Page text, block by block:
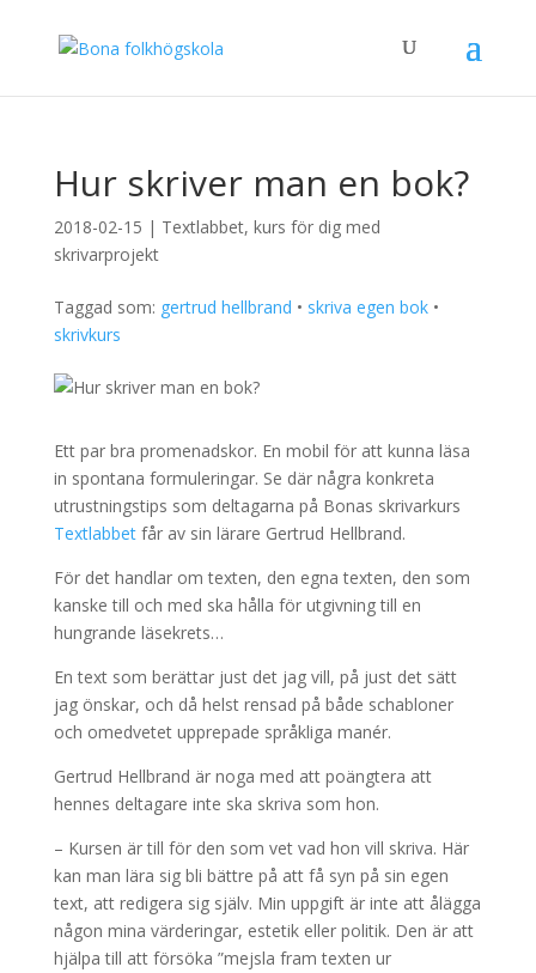
Hur skriver man en bok?
2018-02-15 | Textlabbet, kurs för dig med
skrivarprojekt
Taggad som: gertrud hellbrand • skriva egen bok•
skrivkurs
Ett par bra promenadskor. En mobil för att kunna läsa
in spontana formuleringar. Se där några konkreta
utrustningstips som deltagarna på Bonas skrivarkurs
Textlabbetfår av sin lärare Gertrud Hellbrand.
För det handlar om texten, den egna texten, den som
kanske till och med ska hålla för utgivning till en
hungrande läsekrets…
En text som berättar just det jag vill, på just det sätt
jag önskar, och då helst rensad på både schabloner
och omedvetet upprepade språkliga manér.
Gertrud Hellbrand är noga med att poängtera att
hennes deltagare inte ska skriva som hon.
– Kursen är till för den som vet vad hon vill skriva. Här
kan man lära sig bli bättre på att få syn på sin egen
text, att redigera sig själv. Min uppgift är inte att ålägga
någon mina värderingar, estetik eller politik. Den är att
hjälpa till att försöka ”mejsla fram texten ur